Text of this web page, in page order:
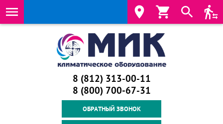
8 (812) 313-00-11
8 (800) 700‑67-31
ОБРАТНЫЙ ЗВОНОК